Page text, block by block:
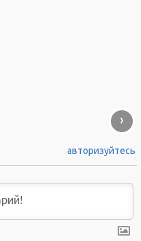
›
авторизуйтесь